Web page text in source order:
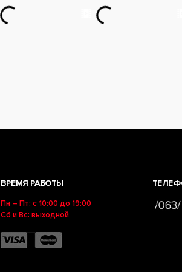
ВРЕМЯ РАБОТЫ
Пн – Пт: с 10:00 до 19:00
Сб и Вс: выходной